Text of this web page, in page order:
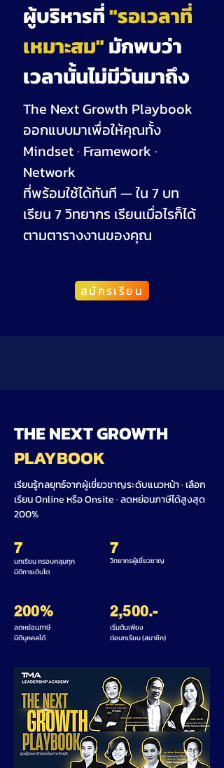
ผู้บริหารที่"รอเวลาที่
เหมาะสม"มักพบว่า
เวลานั้นไม่มีวันมาถึง
The Next Growth Playbook
ออกแบบมาเพื่อให้คุณทั้ง
Mindset · Framework ·
Network
ที่พร้อมใช้ได้ทันที — ใน 7 บท
เรียน 7 วิทยากร เรียนเมื่อไรก็ได้
ตามตารางงานของคุณ
สมัครเรียน
THE NEXT GROWTH
PLAYBOOK
เรียนรู้กลยุทธ์จากผู้เชี่ยวชาญระดับแนวหน้า · เลือก
เรียน Online หรือ Onsite · ลดหย่อนภาษีได้สูงสุด
200%
7
บทเรียน ครอบคลุมทุก
มิติการเติบโต
7
วิทยากรผู้เชี่ยวชาญ
200%
ลดหย่อนภาษี
นิติบุคคลได้
2,500.-
เริ่มต้นเพียง
ต่อบทเรียน (สมาชิก)